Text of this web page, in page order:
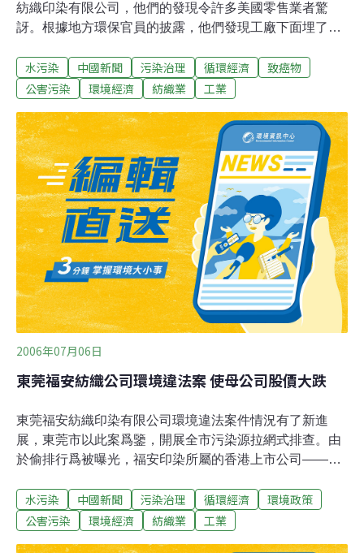
紡織印染有限公司，他們的發現令許多美國零售業者驚
訝。根據地方環保官員的披露，他們發現工廠下面埋了根
據近期新聞週刊(NewsWeek)的報導，20多年前，自從國
際公司轉向中國工廠，大量向其訂製全球每日所需的廉價
出了極大的代價。紡織業是個會製造大量廢水的工業，處
理廢水的成本每1公噸要花費1塊3毛錢。它們所用的染色
劑除了含有重金屬與致癌物，它還會遏制有機物質的生
長。縫合衣服的線通常要先浸泡澱粉漿，這些澱粉漿會大
量分解成有機物質，吸收水裡的氧氣，害死魚類，把河水
變成污濁的爛泥。福田實業紡織有限公司（Fountain
Set）是全球最大的針織棉製造商，它所屬的工廠供應全球
6％的針織棉產品。福田公司所在地的廣東省，煙囪林
立，煙霧瀰漫，有五萬家工廠鼓起
水污染 中國新聞 污染治理 循環經濟
致癌物
公害污染
環境經濟 紡織業 工業
2006年07月06日
東莞福安紡織公司環境違法案 使母公司股價大跌
東莞福安紡織印染有限公司環境違法案件情況有了新進
展，東莞市以此案爲鑒，開展全市污染源拉網式排查。由
於偷排行爲被曝光，福安印染所屬的香港上市公司——福
水平。據瞭解，東莞福安紡織印染有限公司是廣東省控重
點污染源，納入了廣東今年開始實行的環境信用管理範
水污染 中國新聞 污染治理 循環經濟
環境政策
公害污染
環境經濟 紡織業 工業